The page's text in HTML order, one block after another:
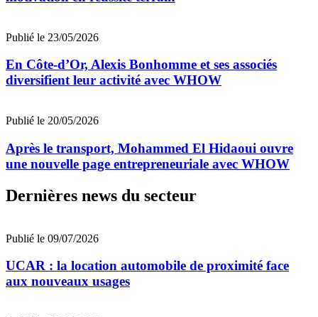
Publié le 23/05/2026
En Côte-d’Or, Alexis Bonhomme et ses associés
diversifient leur activité avec WHOW
Publié le 20/05/2026
Après le transport, Mohammed El Hidaoui ouvre
une nouvelle page entrepreneuriale avec WHOW
Dernières news du secteur
Publié le 09/07/2026
UCAR : la location automobile de proximité face
aux nouveaux usages